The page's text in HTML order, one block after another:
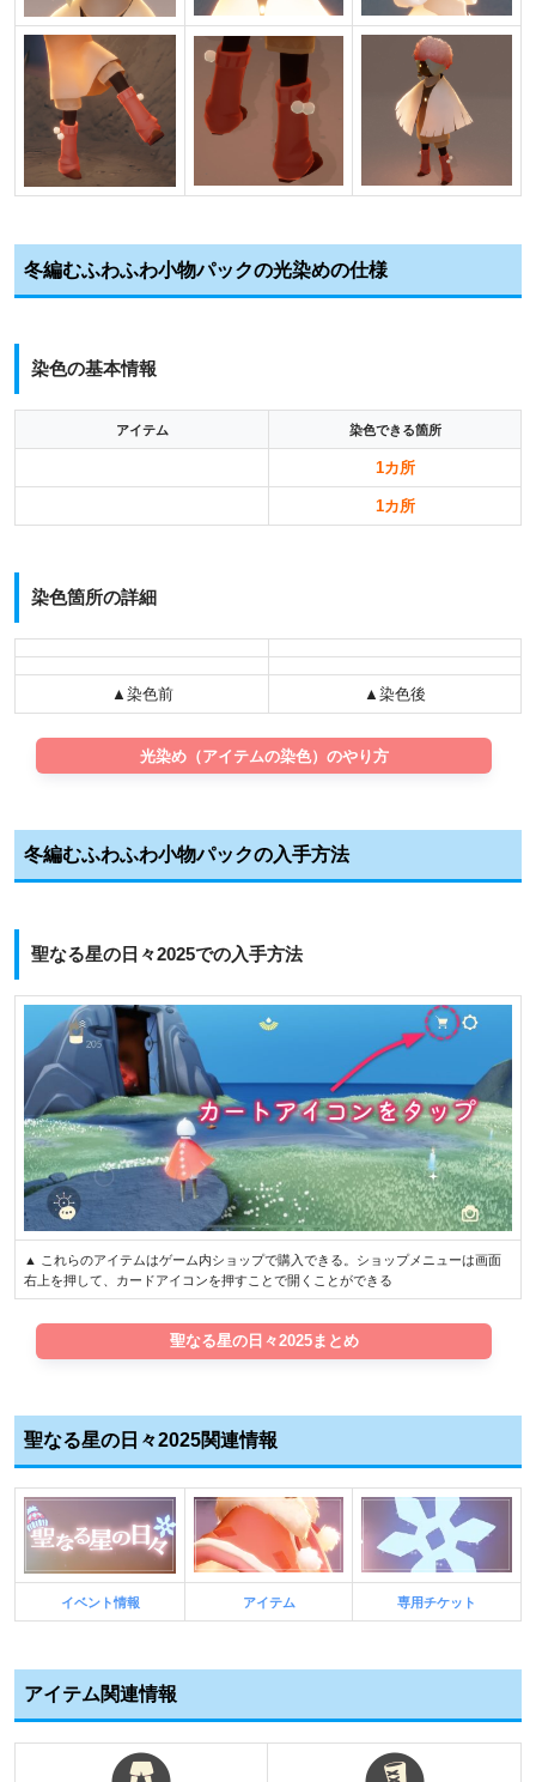
冬編むふわふわ小物パックの光染めの仕様
染色の基本情報
アイテム 染色できる箇所
1カ所
1カ所
染色箇所の詳細
▲染色前 ▲染色後
光染め（アイテムの染色）のやり方
冬編むふわふわ小物パックの入手方法
聖なる星の日々2025での入手方法
▲ これらのアイテムはゲーム内ショップで購入できる。ショップメニューは画面
右上を押して、カードアイコンを押すことで開くことができる
聖なる星の日々2025まとめ
聖なる星の日々2025関連情報
イベント情報 アイテム 専用チケット
アイテム関連情報